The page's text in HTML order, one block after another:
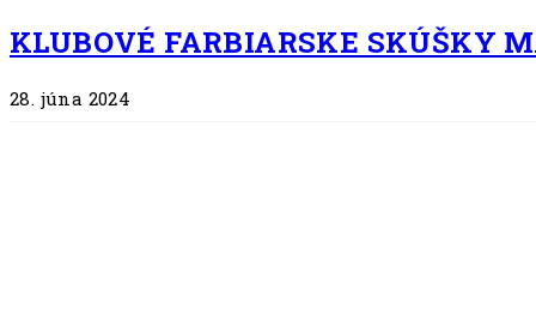
KLUBOVÉ FARBIARSKE SKÚŠKY
28. júna 2024